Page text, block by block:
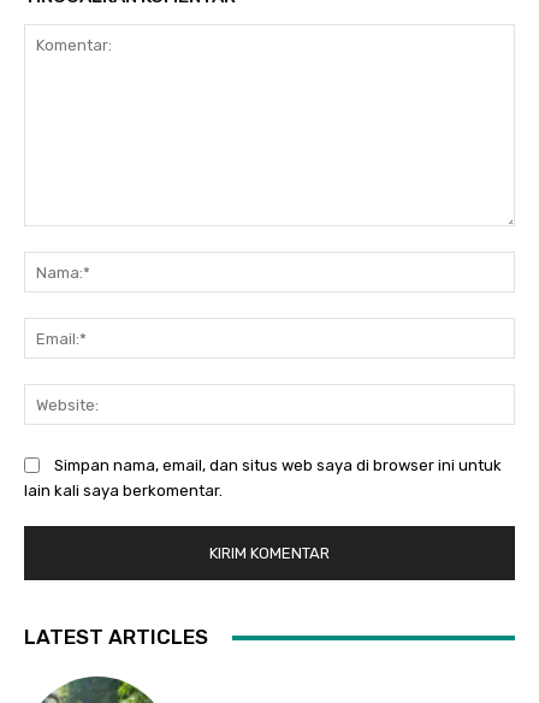
Simpan nama, email, dan situs web saya di browser ini untuk
lain kali saya berkomentar.
LATEST ARTICLES